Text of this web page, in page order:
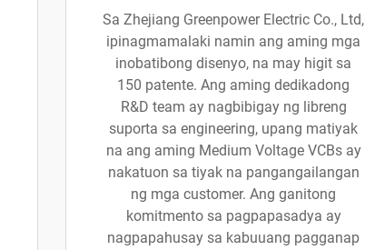
Sa Zhejiang Greenpower Electric Co., Ltd,
ipinagmamalaki namin ang aming mga
inobatibong disenyo, na may higit sa
150 patente. Ang aming dedikadong
R&D team ay nagbibigay ng libreng
suporta sa engineering, upang matiyak
na ang aming Medium Voltage VCBs ay
nakatuon sa tiyak na pangangailangan
ng mga customer. Ang ganitong
komitmento sa pagpapasadya ay
nagpapahusay sa kabuuang pagganap